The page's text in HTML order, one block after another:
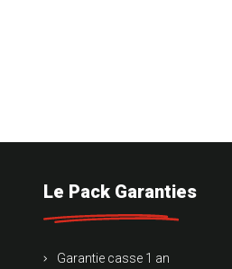
Le Pack Garanties
Garantie casse 1 an